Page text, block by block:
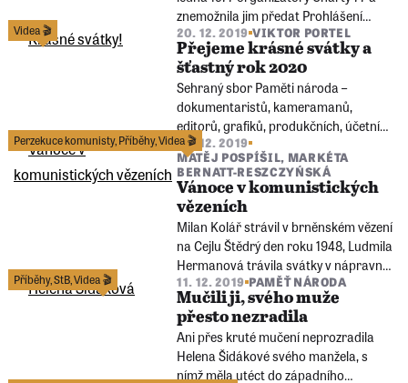
znemožnila jim předat Prohlášení
Charty 77 Federálnímu shromáždění
ČSSR, nezabránila zveřejnění Charty
77 o den později ve světovém tisku.
Videa 🎬 20. 12. 2019 VIKTOR PORTEL
Přejeme krásné svátky a
šťastný rok 2020
Sehraný sbor Paměti národa –
dokumentaristů, kameramanů,
editorů, grafiků, produkčních, účetních
a dalších – Vám přeje krásné svátky a
vše nejlepší do nového roku.
Perzekuce komunisty,Příběhy,Videa 🎬20. 12. 2019
MATĚJ POSPÍŠIL, MARKÉTA
BERNATT-RESZCZYŃSKÁ
Vánoce v komunistických
vězeních
Milan Kolář strávil v brněnském vězení
na Cejlu Štědrý den roku 1948, Ludmila
Hermanová trávila svátky v nápravně
pracovním táboře Želiezovce a Ivan
Kieslinger v jáchymovském lágru
Rovnost, kde si na něm bachaři
„trénovali“ mlácení vězňů.
Příběhy,StB,Videa 🎬 11. 12. 2019 PAMĚŤ NÁRODA
Mučili ji, svého muže
přesto nezradila
Ani přes kruté mučení neprozradila
Helena Šidákové svého manžela, s
nímž měla utéct do západního